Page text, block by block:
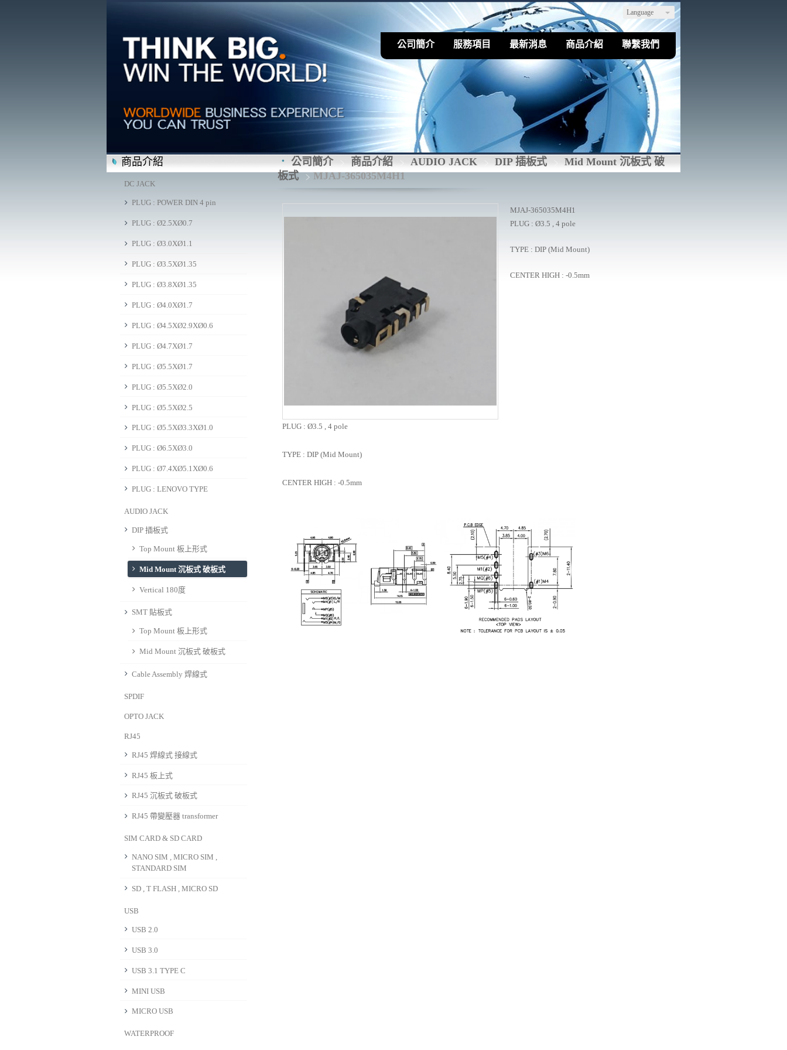
Language
公司簡介 服務項目 最新消息 商品介紹 聯繫我們
商品介紹
DC JACK
PLUG : POWER DIN 4 pin
PLUG : Ø2.5XØ0.7
PLUG : Ø3.0XØ1.1
PLUG : Ø3.5XØ1.35
PLUG : Ø3.8XØ1.35
PLUG : Ø4.0XØ1.7
PLUG : Ø4.5XØ2.9XØ0.6
PLUG : Ø4.7XØ1.7
PLUG : Ø5.5XØ1.7
PLUG : Ø5.5XØ2.0
PLUG : Ø5.5XØ2.5
PLUG : Ø5.5XØ3.3XØ1.0
PLUG : Ø6.5XØ3.0
PLUG : Ø7.4XØ5.1XØ0.6
PLUG : LENOVO TYPE
AUDIO JACK
DIP 插板式
Top Mount 板上形式
Mid Mount 沉板式 破板式
Vertical 180度
SMT 貼板式
Top Mount 板上形式
Mid Mount 沉板式 破板式
Cable Assembly 焊線式
SPDIF
OPTO JACK
RJ45
RJ45 焊線式 接線式
RJ45 板上式
RJ45 沉板式 破板式
RJ45 帶變壓器 transformer
SIM CARD & SD CARD
NANO SIM , MICRO SIM ,
STANDARD SIM
SD , T FLASH , MICRO SD
USB
USB 2.0
USB 3.0
USB 3.1 TYPE C
MINI USB
MICRO USB
WATERPROOF
公司簡介 商品介紹 AUDIO JACK DIP 插板式
Mid Mount 沉板式 破
板式
MJAJ-365035M4H1
MJAJ-365035M4H1
PLUG : Ø3.5 , 4 pole
TYPE : DIP (Mid Mount)
CENTER HIGH : -0.5mm
PLUG : Ø3.5 , 4 pole
TYPE : DIP (Mid Mount)
CENTER HIGH : -0.5mm